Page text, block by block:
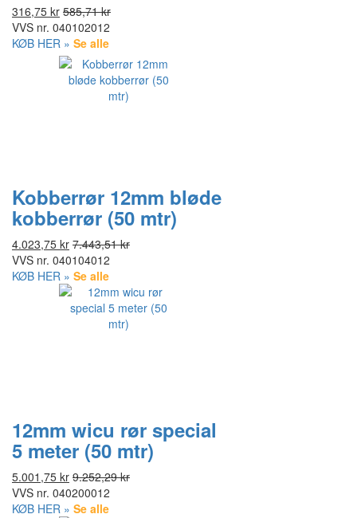
316,75 kr 585,71 kr
VVS nr. 040102012
KØB HER » Se alle
Kobberrør 12mm bløde
kobberrør (50 mtr)
4.023,75 kr 7.443,51 kr
VVS nr. 040104012
KØB HER » Se alle
12mm wicu rør special
5 meter (50 mtr)
5.001,75 kr 9.252,29 kr
VVS nr. 040200012
KØB HER » Se alle